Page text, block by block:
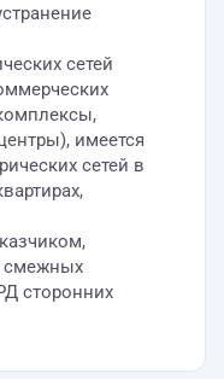
сетей
имеется
сетей в
смежных
сторонних